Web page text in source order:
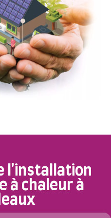
l'installation
à chaleur à